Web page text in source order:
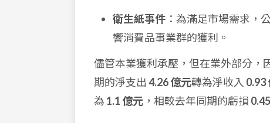
衛生紙事件 ：為滿足市場需求，
響消費品事業群的獲利。
儘管本業獲利承壓，但在業外部分，
期的淨支出 4.26 億元轉為淨收入 0.93
為 1.1 億元 ，相較去年同期的虧損